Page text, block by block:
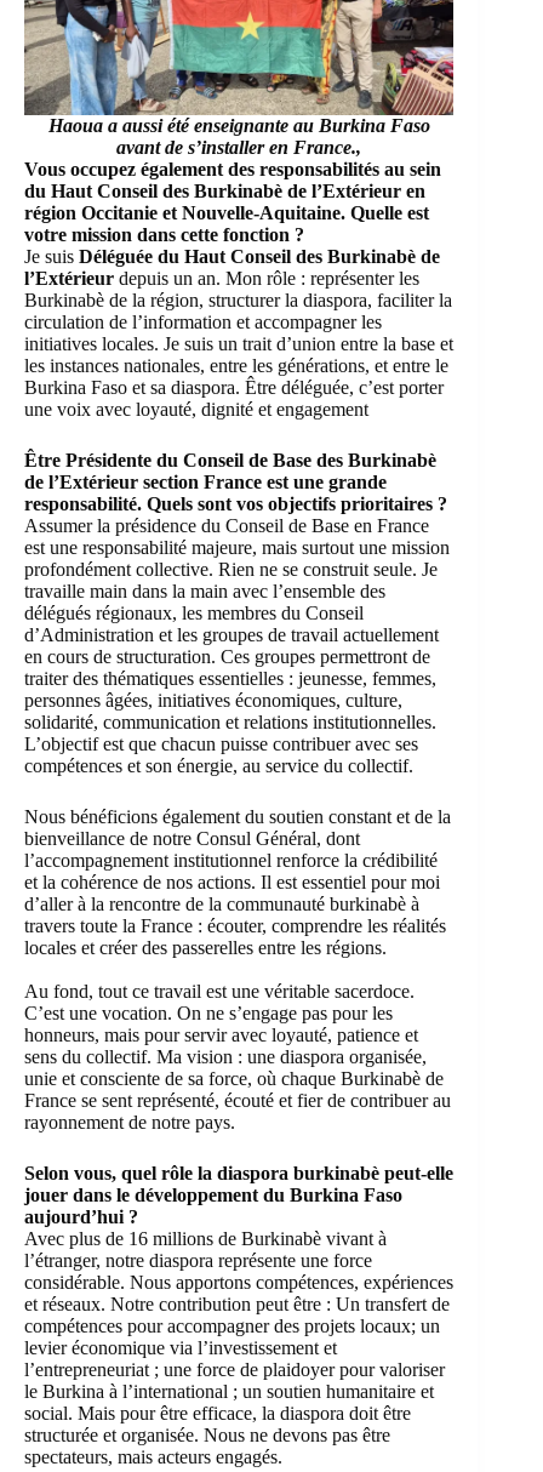
Haoua a aussi été enseignante au Burkina Faso
avant de s’installer en France.,
Vous occupez également des responsabilités au sein
du Haut Conseil des Burkinabè de l’Extérieur en
région Occitanie et Nouvelle-Aquitaine. Quelle est
votre mission dans cette fonction ?
Je suis Déléguée du Haut Conseil des Burkinabè de
l’Extérieur depuis un an. Mon rôle : représenter les
Burkinabè de la région, structurer la diaspora, faciliter la
circulation de l’information et accompagner les
initiatives locales. Je suis un trait d’union entre la base et
les instances nationales, entre les générations, et entre le
Burkina Faso et sa diaspora. Être déléguée, c’est porter
une voix avec loyauté, dignité et engagement
‎Être Présidente du Conseil de Base des Burkinabè
de l’Extérieur section France est une grande
responsabilité. Quels sont vos objectifs prioritaires ?
Assumer la présidence du Conseil de Base en France
est une responsabilité majeure, mais surtout une mission
profondément collective. Rien ne se construit seule. Je
travaille main dans la main avec l’ensemble des
délégués régionaux, les membres du Conseil
d’Administration et les groupes de travail actuellement
en cours de structuration. Ces groupes permettront de
traiter des thématiques essentielles : jeunesse, femmes,
personnes âgées, initiatives économiques, culture,
solidarité, communication et relations institutionnelles.
L’objectif est que chacun puisse contribuer avec ses
compétences et son énergie, au service du collectif.
Nous bénéficions également du soutien constant et de la
bienveillance de notre Consul Général, dont
l’accompagnement institutionnel renforce la crédibilité
et la cohérence de nos actions. Il est essentiel pour moi
d’aller à la rencontre de la communauté burkinabè à
travers toute la France : écouter, comprendre les réalités
locales et créer des passerelles entre les régions.
Au fond, tout ce travail est une véritable sacerdoce.
C’est une vocation. On ne s’engage pas pour les
honneurs, mais pour servir avec loyauté, patience et
sens du collectif. Ma vision : une diaspora organisée,
unie et consciente de sa force, où chaque Burkinabè de
France se sent représenté, écouté et fier de contribuer au
rayonnement de notre pays.
Selon vous, quel rôle la diaspora burkinabè peut-elle
jouer dans le développement du Burkina Faso
aujourd’hui ?
Avec plus de 16 millions de Burkinabè vivant à
l’étranger, notre diaspora représente une force
considérable. Nous apportons compétences, expériences
et réseaux. Notre contribution peut être : Un transfert de
compétences pour accompagner des projets locaux; un
levier économique via l’investissement et
l’entrepreneuriat ; une force de plaidoyer pour valoriser
le Burkina à l’international ; un soutien humanitaire et
social. Mais pour être efficace, la diaspora doit être
structurée et organisée. Nous ne devons pas être
spectateurs, mais acteurs engagés.